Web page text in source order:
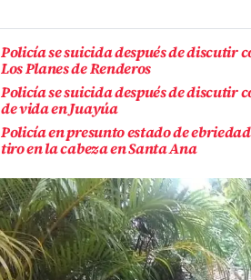
Policía se suicida después de discutir
Los Planes de Renderos
Policía se suicida después de discutir
de vida en Juayúa
Policía en presunto estado de
tiro en la cabeza en Santa Ana